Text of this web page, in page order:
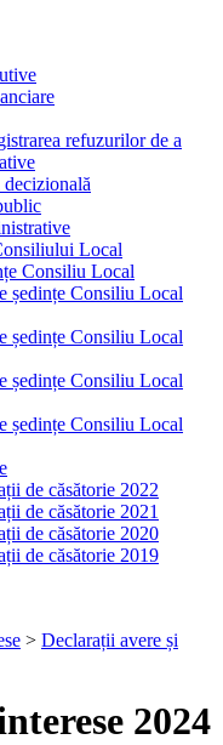
refuzurilor de a
decizională
Local
Consiliu Local
ședințe Consiliu Local
ședințe Consiliu Local
ședințe Consiliu Local
ședințe Consiliu Local
de căsătorie 2022
de căsătorie 2021
de căsătorie 2020
de căsătorie 2019
> Declarații avere și
2024